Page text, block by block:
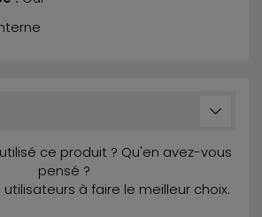
ce produit ? Qu'en avez-vous
pensé ?
à faire le meilleur choix.